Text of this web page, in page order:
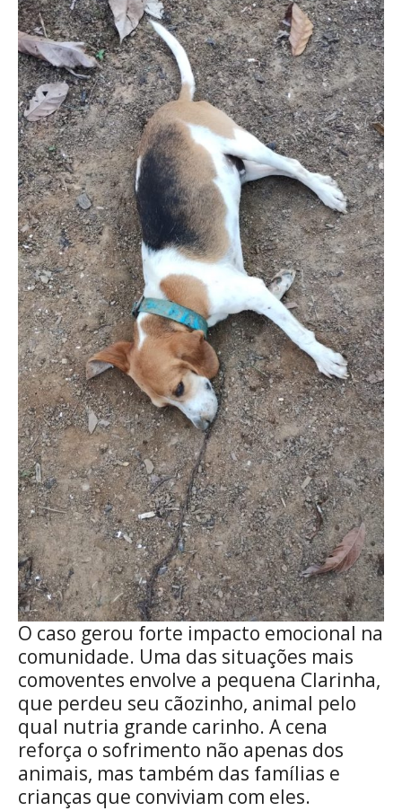
O caso gerou forte impacto emocional na
comunidade. Uma das situações mais
comoventes envolve a pequena Clarinha,
que perdeu seu cãozinho, animal pelo
qual nutria grande carinho. A cena
reforça o sofrimento não apenas dos
animais, mas também das famílias e
crianças que conviviam com eles.